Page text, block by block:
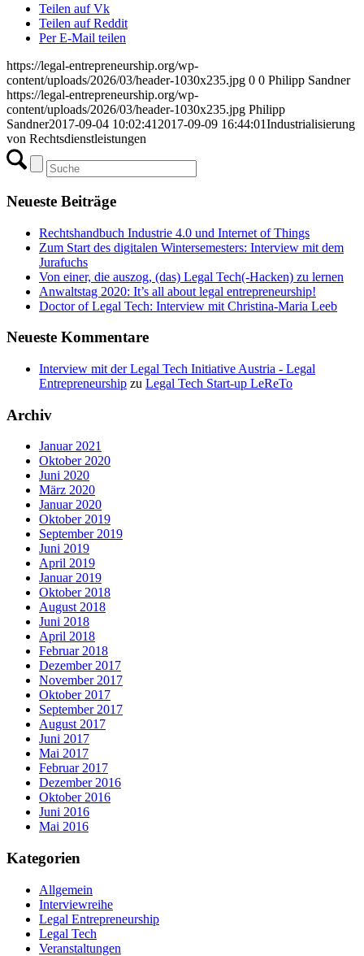
Teilen auf Vk
Teilen auf Reddit
Per E-Mail teilen
https://legal-entrepreneurship.org/wp-
content/uploads/2026/03/header-1030x235.jpg 0 0 Philipp Sandner
https://legal-entrepreneurship.org/wp-
content/uploads/2026/03/header-1030x235.jpg Philipp
Sandner2017-09-04 10:02:41 2017-09-09 16:44:01Industrialisierung
von Rechtsdienstleistungen
Neueste Beiträge
Rechtshandbuch Industrie 4.0 und Internet of Things
Zum Start des digitalen Wintersemesters: Interview mit dem
Jurafuchs
Von einer, die auszog, (das) Legal Tech(-Hacken) zu lernen
Anwaltstag 2020: It’s all about legal entrepreneurship!
Doctor of Legal Tech: Interview mit Christina-Maria Leeb
Neueste Kommentare
Interview mit der Legal Tech Initiative Austria - Legal
Entrepreneurship zu Legal Tech Start-up LeReTo
Archiv
Januar 2021
Oktober 2020
Juni 2020
März 2020
Januar 2020
Oktober 2019
September 2019
Juni 2019
April 2019
Januar 2019
Oktober 2018
August 2018
Juni 2018
April 2018
Februar 2018
Dezember 2017
November 2017
Oktober 2017
September 2017
August 2017
Juni 2017
Mai 2017
Februar 2017
Dezember 2016
Oktober 2016
Juni 2016
Mai 2016
Kategorien
Allgemein
Interviewreihe
Legal Entrepreneurship
Legal Tech
Veranstaltungen